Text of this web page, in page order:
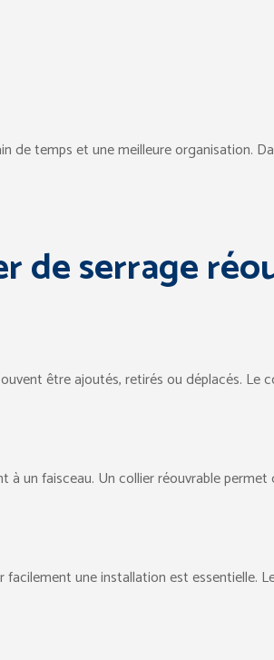
de temps et une meilleure organisation.
de serrage
être ajoutés, retirés ou déplacés. Le
un faisceau. Un collier réouvrable permet
une installation est essentielle.